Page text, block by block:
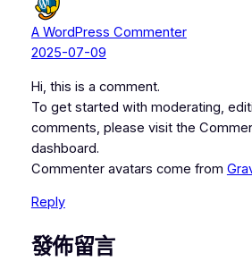
A WordPress Commenter
2025-07-09
Hi, this is a comment.
To get started with moderating,
comments, please visit the
dashboard.
Commenter avatars come from
Reply
發佈留言